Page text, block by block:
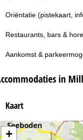
Oriëntatie (pistekaart,
Restaurants, bars &
Aankomst &
in
Kaart
+